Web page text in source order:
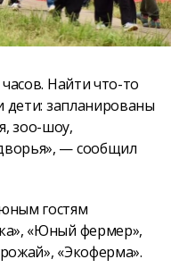
Найти что-то
дети: запланированы
зoo-шоу,
— сообщил
гостям
«Юный фермер»,
«Экоферма».